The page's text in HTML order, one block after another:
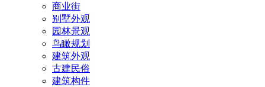
商业街
别墅外观
园林景观
鸟瞰规划
建筑外观
古建民俗
建筑构件